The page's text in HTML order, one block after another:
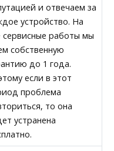
и отвечаем за
устройство. На
сервисные работы мы
собственную
до 1 года.
если в этот
проблема
то она
устранена